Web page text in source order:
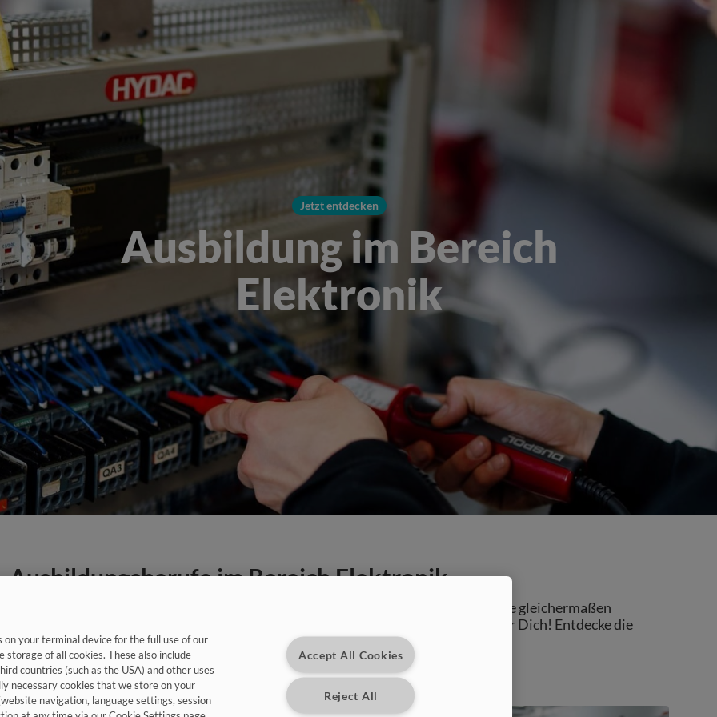
Jetzt entdecken
Ausbildung im Bereich
Elektronik
Ausbildungsberufe im Bereich Elektronik
Du bist auf der Suche nach einem Beruf mit (Hoch-)Spannung, der Kopf und Hände gleichermaßen
beansprucht? Dann ist die Ausbildung im Elektronikbereich genau das Richtige für Dich! Entdecke die
vielfältigen Möglichkeiten in diesem faszinierenden Berufsfeld.
your terminal device for the full use of our
of all cookies. These also include
countries (such as the USA) and other uses
necessary cookies that we store on your
navigation, language settings, session
Accept All Cookies
Reject All